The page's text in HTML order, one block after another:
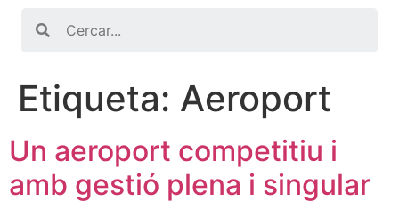
Etiqueta: Aeroport
Un aeroport competitiu i
amb gestió plena i singular